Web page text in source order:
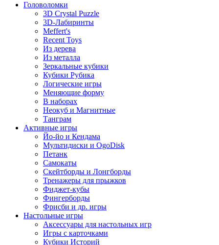
Головоломки
3D Crystal Puzzle
3D-Лабиринты
Meffert's
Recent Toys
Из дерева
Из металла
Зеркальные кубики
Кубики Рубика
Логические игры
Меняющие форму
В наборах
Неокуб и Магнитные
Танграм
Активные игры
Йо-йо и Кендама
Мультидиски и OgoDisk
Петанк
Самокаты
Скейтборды и Лонгборды
Тренажеры для прыжков
Фиджет-кубы
Фингерборды
Фрисби и др. игры
Настольные игры
Аксессуары для настольных игр
Игры с карточками
Кубики Историй